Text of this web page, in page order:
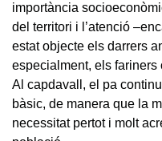
importància
del territori i l’atenció
estat objecte els darrers
especialment, els
Al capdavall, el pa
bàsic, de manera que la
necessitat pertot i molt